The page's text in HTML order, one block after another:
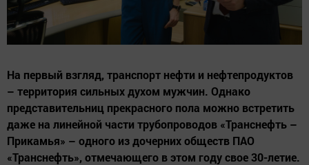
На первый взгляд, транспорт нефти и нефтепродуктов
– территория сильных духом мужчин. Однако
представительниц прекрасного пола можно встретить
даже на линейной части трубопроводов «Транснефть –
Прикамья» – одного из дочерних обществ ПАО
«Транснефть», отмечающего в этом году свое 30-летие.